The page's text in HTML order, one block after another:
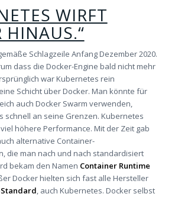
WIRFT
HINAUS.“
Schlagzeile Anfang Dezember 2020.
dass die Docker-Engine bald nicht mehr
war Kubernetes rein
Schicht über Docker. Man könnte für
auch Docker Swarm verwenden,
schnell an seine Grenzen. Kubernetes
höhere Performance. Mit der Zeit gab
alternative Container-
die man nach und nach standardisiert
bekam den Namen Container Runtime
Docker hielten sich fast alle Hersteller
Standard, auch Kubernetes. Docker selbst